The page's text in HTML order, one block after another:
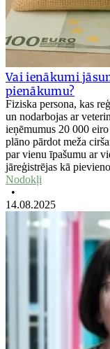
Vai ienākumi
pienākumu?
Fiziska persona, kas
un nodarbojas ar
ieņēmumus 20 000
plāno pārdot meža
par vienu īpašumu ar
jāreģistrējas kā
Nodokļi
•
14.08.2025